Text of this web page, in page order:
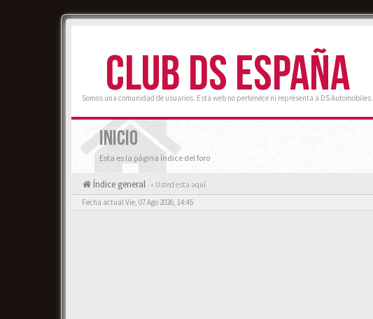
CLUB DS ESPAÑA
Somos una comunidad de usuarios. Esta web no pertenece ni representa a DS Automobiles.
INICIO
Esta es la página índice del foro
Índice general « Usted esta aquí
Fecha actual Vie, 07 Ago 2026, 14:45